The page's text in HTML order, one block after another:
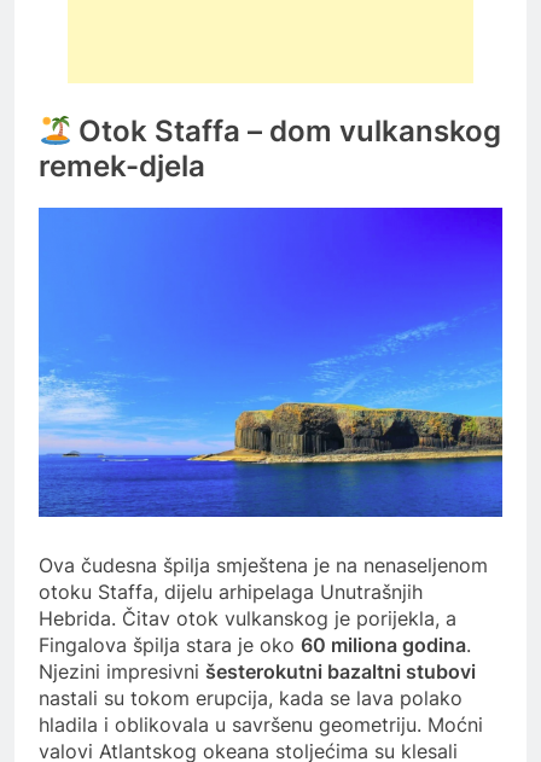
Otok Staffa – dom vulkanskog
remek-djela
Ova čudesna špilja smještena je na nenaseljenom
otoku Staffa, dijelu arhipelaga Unutrašnjih
Hebrida. Čitav otok vulkanskog je porijekla, a
Fingalova špilja stara je oko 60 miliona godina.
Njezini impresivni šesterokutni bazaltni stubovi
nastali su tokom erupcija, kada se lava polako
hladila i oblikovala u savršenu geometriju. Moćni
valovi Atlantskog okeana stoljećima su klesali